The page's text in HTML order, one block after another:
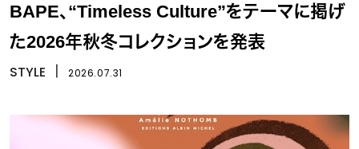
BAPE、“Timeless Culture”をテーマに掲げ
た2026年秋冬コレクションを発表
STYLE 2026.07.31